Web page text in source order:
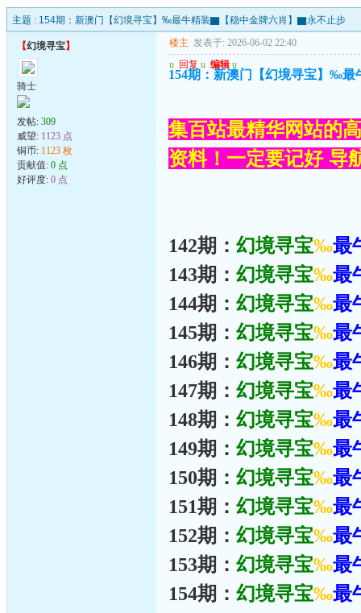
主题 : 154期：新澳门【幻境寻宝】‰最牛精装▇【稳中金牌六肖】▇永不止步
【幻境寻宝】
骑士
发帖: 309
威望: 1123 点
铜币: 1123 枚
贡献值: 0 点
好评度: 0 点
楼主 发表于: 2026-06-02 22:40
u 回复 u 编辑 u
154期：新澳门【幻境寻宝】‰
集百站最精华网站的
资料！一定要记好 导
142期： 幻境寻宝‰最
143期： 幻境寻宝‰最
144期： 幻境寻宝‰最
145期： 幻境寻宝‰最
146期： 幻境寻宝‰最
147期： 幻境寻宝‰最
148期： 幻境寻宝‰最
149期： 幻境寻宝‰最
150期： 幻境寻宝‰最
151期： 幻境寻宝‰最
152期： 幻境寻宝‰最
153期： 幻境寻宝‰最
154期： 幻境寻宝‰最